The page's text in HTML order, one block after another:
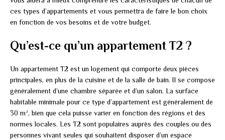
ces types d’appartements et vous permettra de faire le bon choix
en fonction de vos besoins et de votre budget.
Qu’est-ce qu’un appartement T2 ?
Un appartement T2 est un logement qui comporte deux pièces
principales, en plus de la cuisine et de la salle de bain. Il se compose
généralement d’une chambre séparée et d’un salon. La surface
habitable minimale pour ce type d’appartement est généralement de
30 m², bien que cela puisse varier en fonction des régions et des
normes locales. Les T2 sont populaires auprès des couples ou des
personnes vivant seules qui souhaitent disposer d’un espace